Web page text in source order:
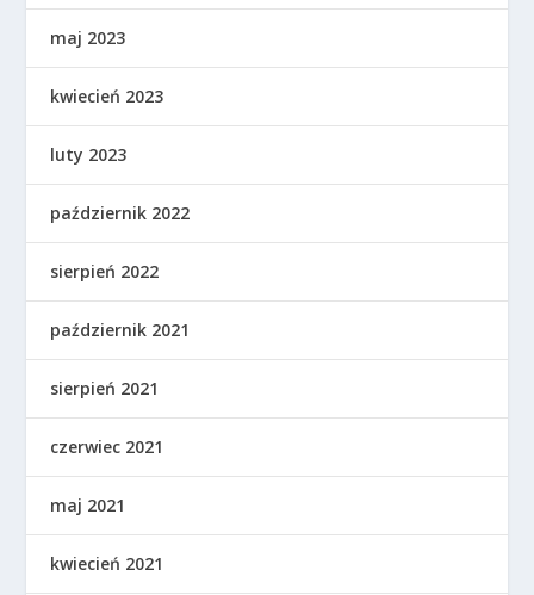
maj 2023
kwiecień 2023
luty 2023
październik 2022
sierpień 2022
październik 2021
sierpień 2021
czerwiec 2021
maj 2021
kwiecień 2021